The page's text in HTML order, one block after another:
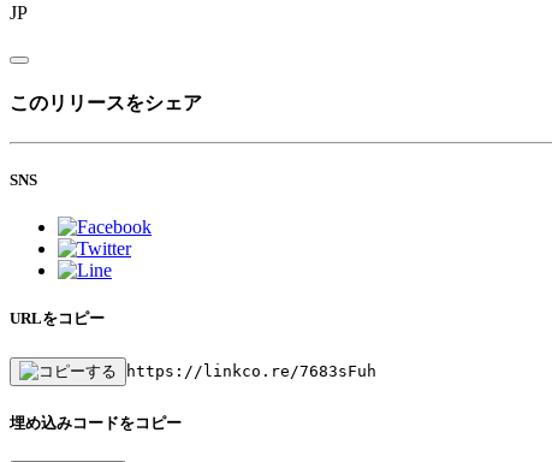
JP
このリリースをシェア
SNS
URLをコピー
https://linkco.re/7683sFuh
埋め込みコードをコピー